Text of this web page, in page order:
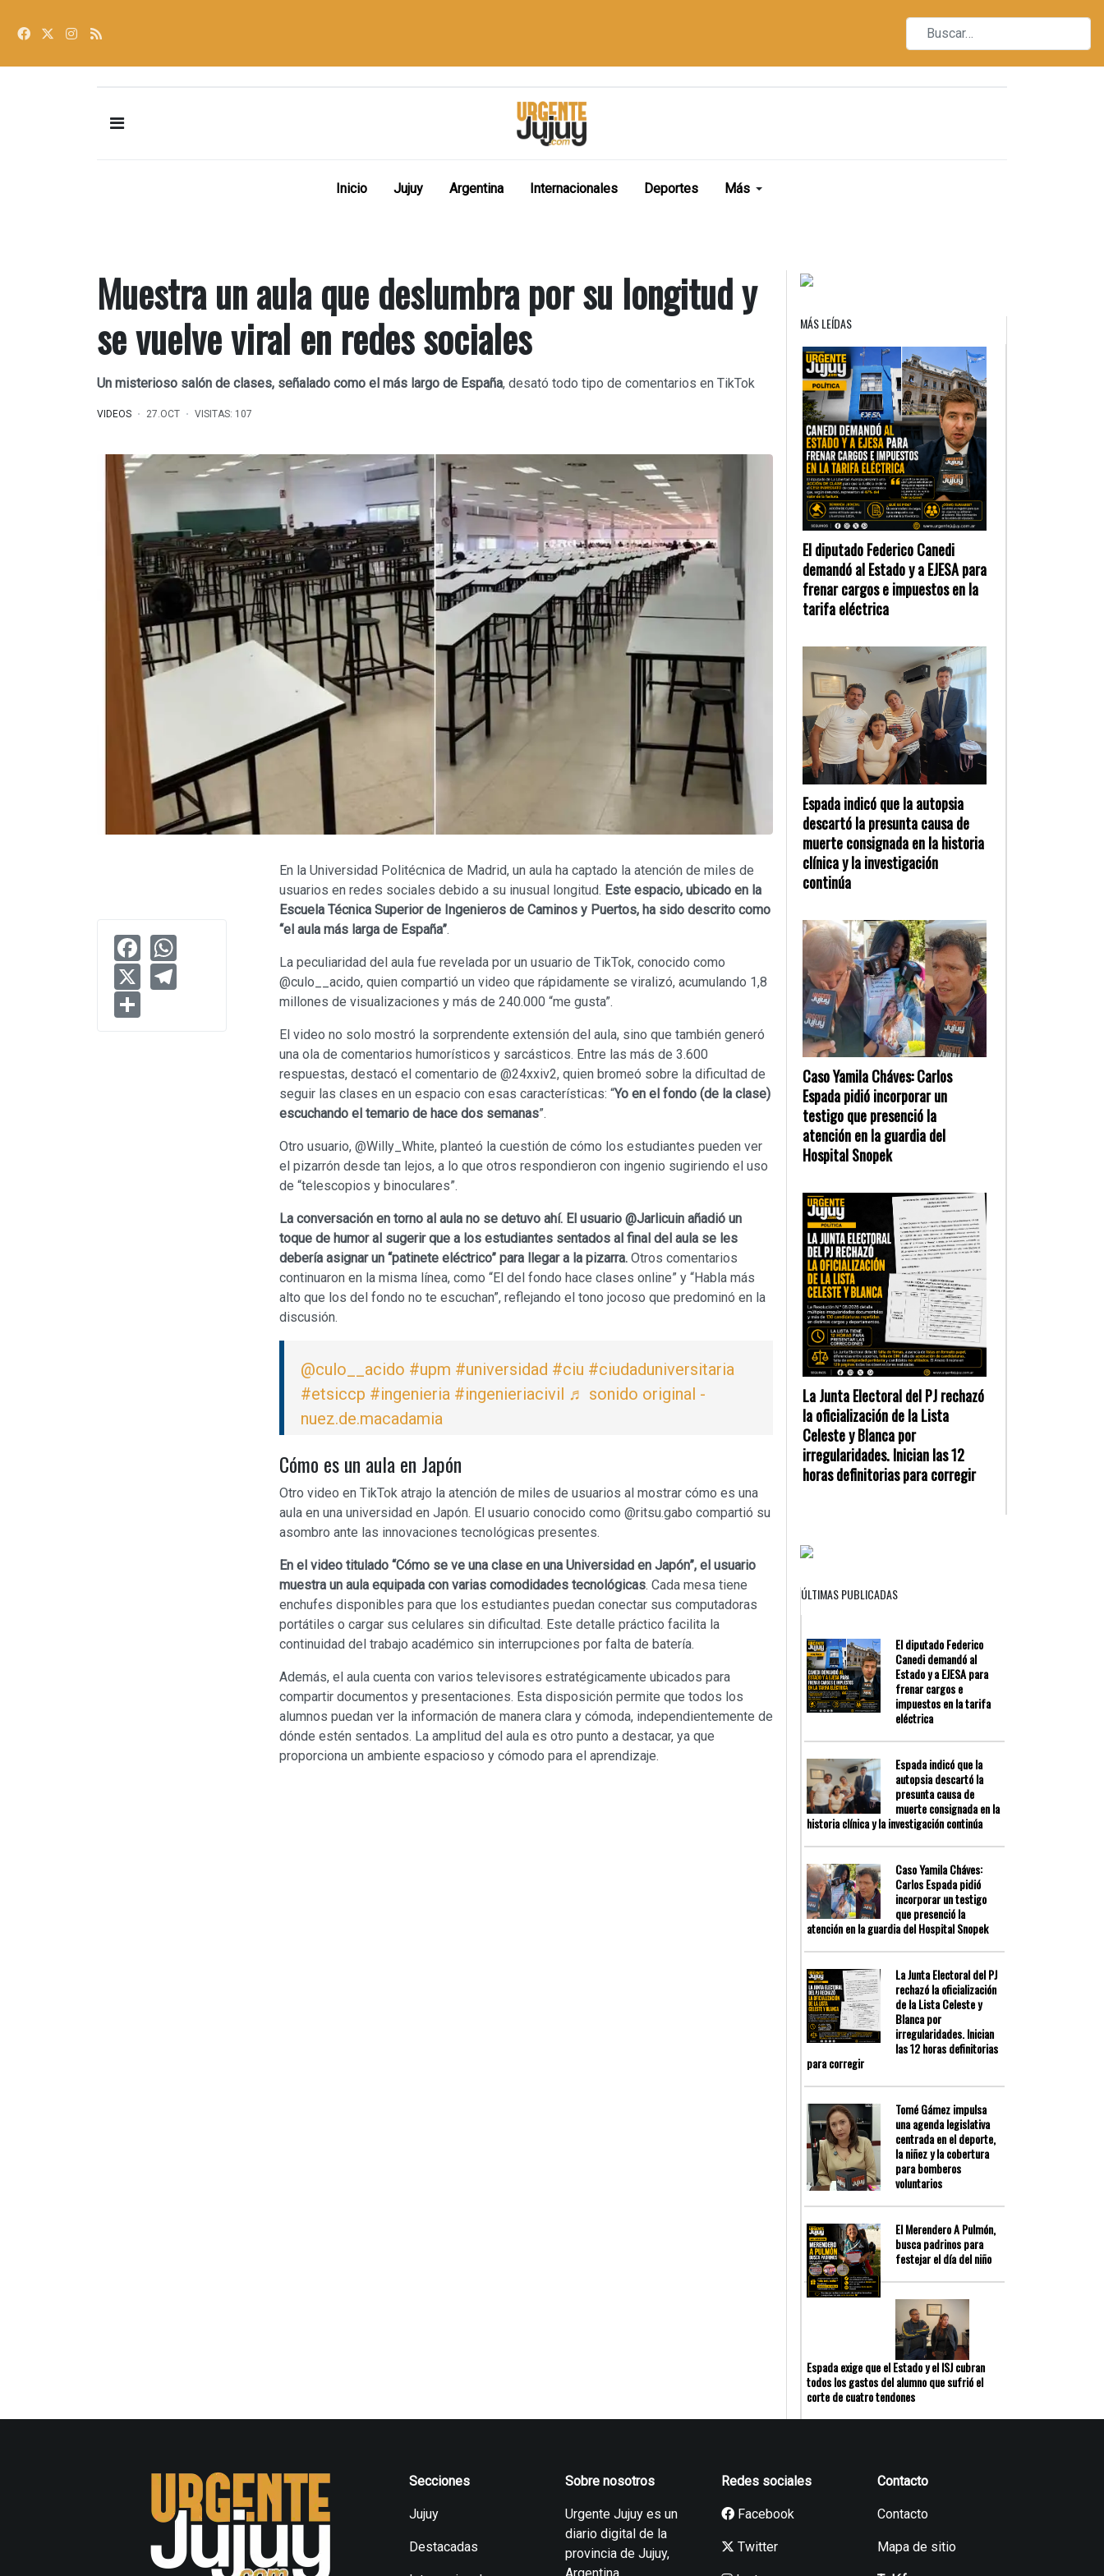
Inicio Jujuy Argentina Internacionales Deportes Más
Muestra un aula que deslumbra por su longitud y
se vuelve viral en redes sociales
Un misterioso salón de clases, señalado como el más largo de España, desató todo tipo de comentarios en TikTok
VIDEOS 27.OCT VISITAS: 107
Facebook
X
Telegram
En la Universidad Politécnica de Madrid, un aula ha captado la atención de miles de
usuarios en redes sociales debido a su inusual longitud. Este espacio, ubicado en la
Escuela Técnica Superior de Ingenieros de Caminos y Puertos, ha sido descrito como
“el aula más larga de España”.
La peculiaridad del aula fue revelada por un usuario de TikTok, conocido como
@culo__acido, quien compartió un video que rápidamente se viralizó, acumulando 1,8
millones de visualizaciones y más de 240.000 “me gusta”.
El video no solo mostró la sorprendente extensión del aula, sino que también generó
una ola de comentarios humorísticos y sarcásticos. Entre las más de 3.600
respuestas, destacó el comentario de @24xxiv2, quien bromeó sobre la dificultad de
seguir las clases en un espacio con esas características: “Yo en el fondo (de la clase)
escuchando el temario de hace dos semanas”.
Otro usuario, @Willy_White, planteó la cuestión de cómo los estudiantes pueden ver
el pizarrón desde tan lejos, a lo que otros respondieron con ingenio sugiriendo el uso
de “telescopios y binoculares”.
La conversación en torno al aula no se detuvo ahí. El usuario @Jarlicuin añadió un
toque de humor al sugerir que a los estudiantes sentados al final del aula se les
debería asignar un “patinete eléctrico” para llegar a la pizarra.Otros comentarios
continuaron en la misma línea, como “El del fondo hace clases online” y “Habla más
alto que los del fondo no te escuchan”, reflejando el tono jocoso que predominó en la
discusión.
@culo__acido #upm #universidad #ciu #ciudaduniversitaria
#etsiccp #ingenieria #ingenieriacivil ♬ sonido original -
nuez.de.macadamia
Cómo es un aula en Japón
Otro video en TikTok atrajo la atención de miles de usuarios al mostrar cómo es una
aula en una universidad en Japón. El usuario conocido como @ritsu.gabo compartió su
asombro ante las innovaciones tecnológicas presentes.
En el video titulado “Cómo se ve una clase en una Universidad en Japón”, el usuario
muestra un aula equipada con varias comodidades tecnológicas. Cada mesa tiene
enchufes disponibles para que los estudiantes puedan conectar sus computadoras
portátiles o cargar sus celulares sin dificultad. Este detalle práctico facilita la
continuidad del trabajo académico sin interrupciones por falta de batería.
Además, el aula cuenta con varios televisores estratégicamente ubicados para
compartir documentos y presentaciones. Esta disposición permite que todos los
alumnos puedan ver la información de manera clara y cómoda, independientemente de
dónde estén sentados. La amplitud del aula es otro punto a destacar, ya que
proporciona un ambiente espacioso y cómodo para el aprendizaje.
MÁS LEÍDAS
El diputado Federico Canedi
demandó al Estado y a EJESA para
frenar cargos e impuestos en la
tarifa eléctrica
Espada indicó que la autopsia
descartó la presunta causa de
muerte consignada en la historia
clínica y la investigación
continúa
Caso Yamila Cháves: Carlos
Espada pidió incorporar un
testigo que presenció la
atención en la guardia del
Hospital Snopek
La Junta Electoral del PJ rechazó
la oficialización de la Lista
Celeste y Blanca por
irregularidades. Inician las 12
horas definitorias para corregir
ÚLTIMAS PUBLICADAS
El diputado Federico
Canedi demandó al
Estado y a EJESA para
frenar cargos e
impuestos en la tarifa
eléctrica
Espada indicó que la
autopsia descartó la
presunta causa de
muerte consignada en la
historia clínica y la investigación continúa
Caso Yamila Cháves:
Carlos Espada pidió
incorporar un testigo
que presenció la
atención en la guardia del Hospital Snopek
La Junta Electoral del PJ
rechazó la oficialización
de la Lista Celeste y
Blanca por
irregularidades. Inician
las 12 horas definitorias
para corregir
Tomé Gámez impulsa
una agenda legislativa
centrada en el deporte,
la niñez y la cobertura
para bomberos
voluntarios
El Merendero A Pulmón,
busca padrinos para
festejar el día del niño
Espada exige que el Estado y el ISJ cubran
todos los gastos del alumno que sufrió el
corte de cuatro tendones
Secciones
Jujuy
Destacadas
Sobre nosotros
Urgente Jujuy es un
diario digital de la
provincia de Jujuy,
Redes sociales
Facebook
Twitter
Contacto
Contacto
Mapa de sitio